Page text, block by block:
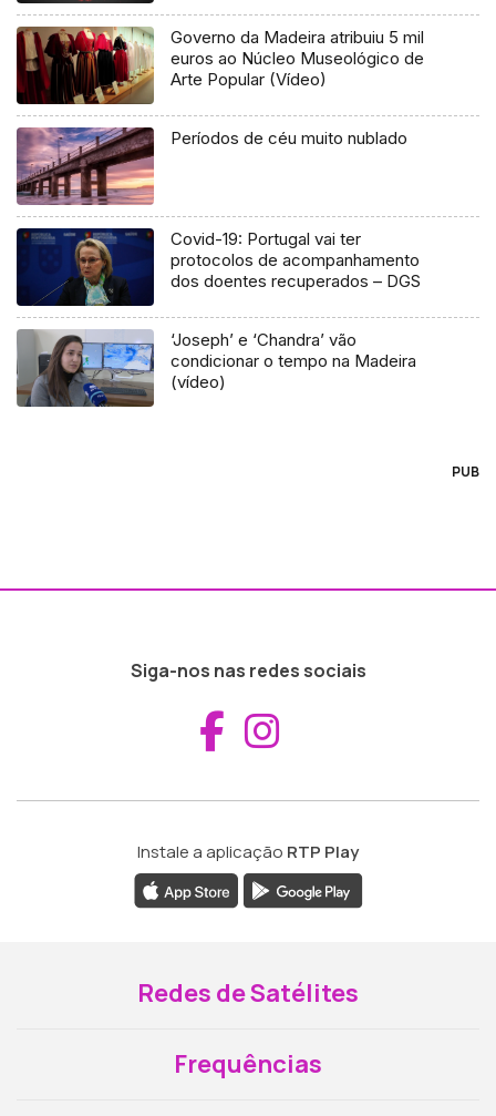
Governo da Madeira atribuiu 5 mil
euros ao Núcleo Museológico de
Arte Popular (Vídeo)
Períodos de céu muito nublado
Covid-19: Portugal vai ter
protocolos de acompanhamento
dos doentes recuperados – DGS
‘Joseph’ e ‘Chandra’ vão
condicionar o tempo na Madeira
(vídeo)
PUB
Siga-nos nas redes sociais
Aceder ao
Instale a aplicação RTP Play
Redes de Satélites
Frequências